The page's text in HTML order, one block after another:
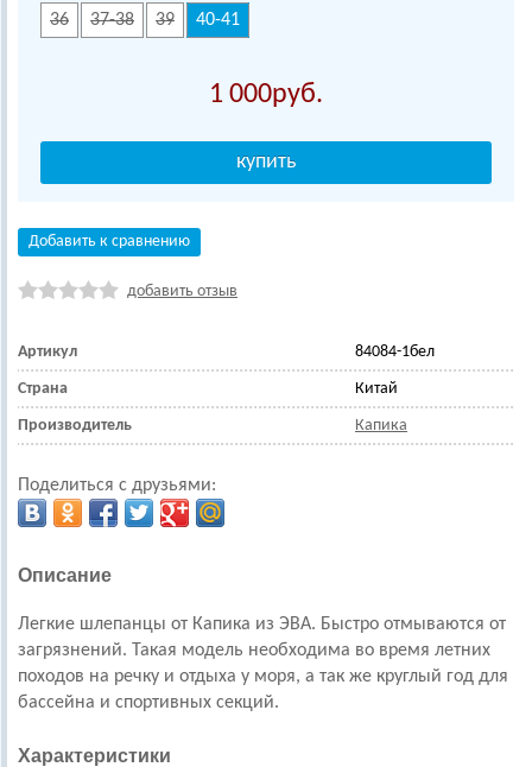
36 37-38 39 40-41
1 000
Добавить к сравнению
добавить отзыв
Артикул 84084-1бел
Страна Китай
Производитель Капика
Поделиться с друзьями:
Описание
Легкие шлепанцы от Капика из ЭВА. Быстро отмываются от
загрязнений.
Такая модель необходима во время летних
походов на речку и отдыха у моря, а так же круглый год для
бассейна и спортивных секций.
Характеристики